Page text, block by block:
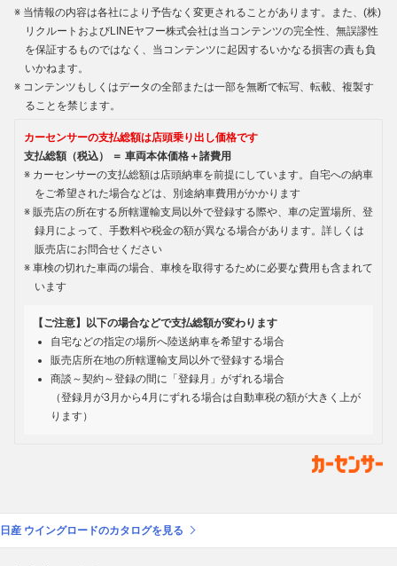
当情報の内容は各社により予告なく変更されることがあります。また、(株)
リクルートおよびLINEヤフー株式会社は当コンテンツの完全性、無誤謬性
を保証するものではなく、当コンテンツに起因するいかなる損害の責も負
いかねます。
コンテンツもしくはデータの全部または一部を無断で転写、転載、複製す
ることを禁じます。
カーセンサーの支払総額は店頭乗り出し価格です
支払総額（税込） ＝ 車両本体価格＋諸費用
カーセンサーの支払総額は店頭納車を前提にしています。自宅への納車
をご希望された場合などは、別途納車費用がかかります
販売店の所在する所轄運輸支局以外で登録する際や、車の定置場所、登
録月によって、手数料や税金の額が異なる場合があります。詳しくは
販売店にお問合せください
車検の切れた車両の場合、車検を取得するために必要な費用も含まれて
います
【ご注意】以下の場合などで支払総額が変わります
自宅などの指定の場所へ陸送納車を希望する場合
販売店所在地の所轄運輸支局以外で登録する場合
商談～契約～登録の間に「登録月」がずれる場合
（登録月が3月から4月にずれる場合は自動車税の額が大きく上が
ります）
日産 ウイングロードのカタログを見る